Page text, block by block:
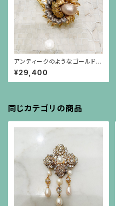
アンティークのようなゴールドと
シルバー色に大粒のイミテーシ
ョンバロックパールのブローチ
¥29,400
同じカテゴリの商品